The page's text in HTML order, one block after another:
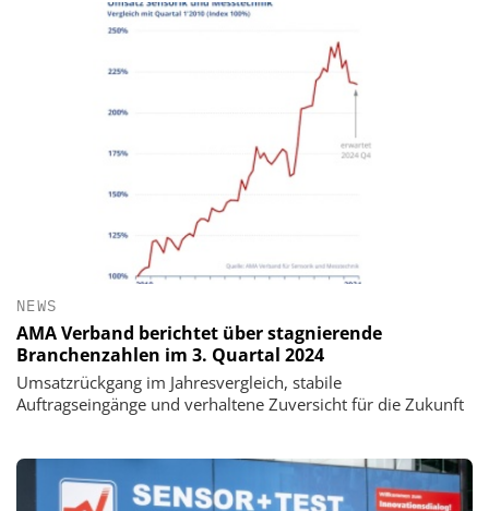
NEWS
AMA Verband berichtet über stagnierende
Branchenzahlen im 3. Quartal 2024
Umsatzrückgang im Jahresvergleich, stabile
Auftragseingänge und verhaltene Zuversicht für die Zukunft